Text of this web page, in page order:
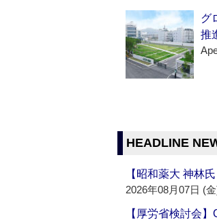
グ
推
HEADLINE
【昭和薬大 神林
2026年08月07日 (
【厚労省検討会